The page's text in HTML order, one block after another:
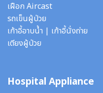
เฝือก Aircast
รถเข็นผู้ป่วย
เก้าอี้อาบน้ำ | เก้าอี้นั่งถ่าย
เตียงผู้ป่วย
Hospital Appliance